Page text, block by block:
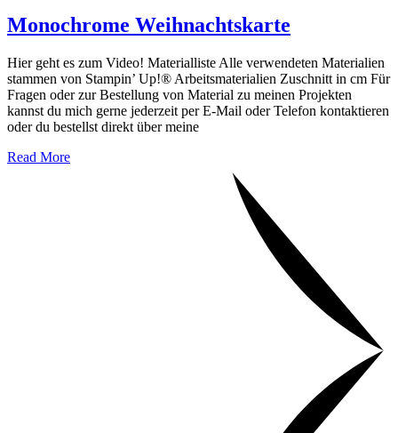
Monochrome Weihnachtskarte
Hier geht es zum Video! Materialliste Alle verwendeten Materialien
stammen von Stampin’ Up!® Arbeitsmaterialien Zuschnitt in cm Für
Fragen oder zur Bestellung von Material zu meinen Projekten
kannst du mich gerne jederzeit per E-Mail oder Telefon kontaktieren
oder du bestellst direkt über meine
Read More